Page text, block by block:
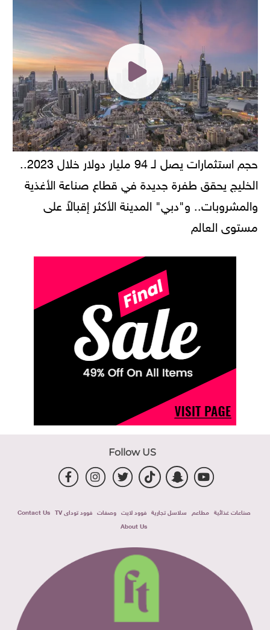
الخليج يحقق طفرة جديدة في قطاع صناعة الأغذية
والمشروبات.. و"دبي" المدينة الأكثر إقبالاً على
مستوى العالم
Follow US
صناعات غذائية مطاعم سلاسل تجارية فوود لايت وصفات فوود توداى TV
Contact Us
About Us